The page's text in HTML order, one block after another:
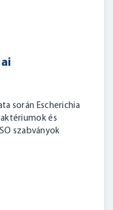
során Escherichia
és
szabványok